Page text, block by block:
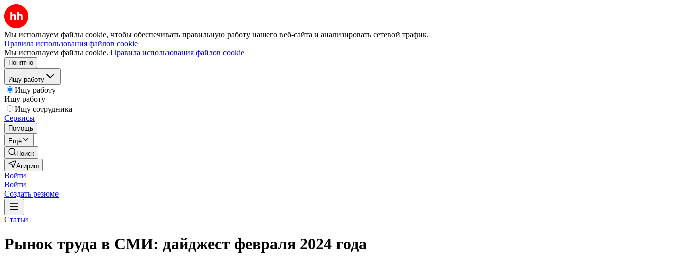
Мы используем файлы cookie, чтобы обеспечивать правильную работу нашего веб-сайта и анализировать сетевой трафик.
Правила использования файлов cookie
Мы используем файлы cookie. Правила использования файлов cookie
Понятно
Ищу работу
Ищу работу
Ищу работу
Ищу сотрудника
Сервисы
Помощь
Ещё
Поиск
Агириш
Войти
Войти
Создать резюме
Статьи
Рынок труда в СМИ: дайджест февраля 2024 года